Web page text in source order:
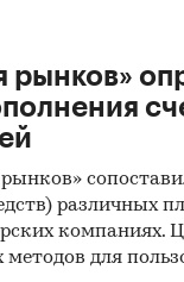
рынков»
различных
компаниях.
для